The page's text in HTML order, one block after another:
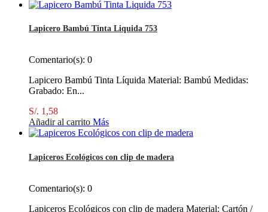
Lapicero Bambú Tinta Liquida 753
Comentario(s): 0
Lapicero Bambú Tinta Líquida Material: Bambú Medidas:
Grabado: En...
S/. 1,58
Añadir al carrito Más
Lapiceros Ecológicos con clip de madera
Comentario(s): 0
Lapiceros Ecológicos con clip de madera Material: Cartón /